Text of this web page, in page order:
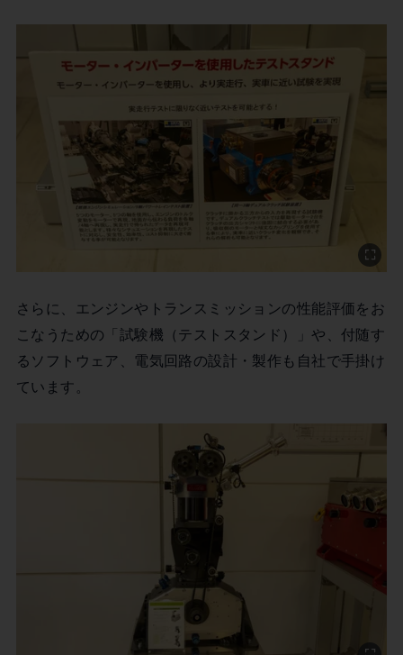
さらに、エンジンやトランスミッションの性能評価をお
こなうための「試験機（テストスタンド）」や、付随す
るソフトウェア、電気回路の設計・製作も自社で手掛け
ています。